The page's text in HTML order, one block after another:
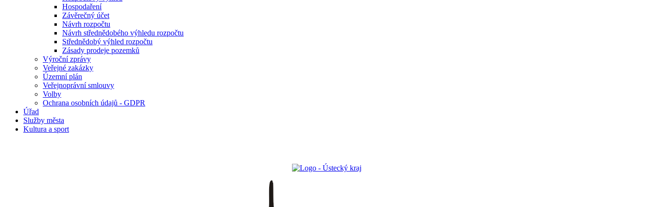
Hospodaření
Závěrečný účet
Návrh rozpočtu
Návrh střednědobého výhledu rozpočtu
Střednědobý výhled rozpočtu
Zásady prodeje pozemků
Výroční zprávy
Veřejné zakázky
Územní plán
Veřejnoprávní smlouvy
Volby
Ochrana osobních údajů - GDPR
Úřad
Služby města
Kultura a sport